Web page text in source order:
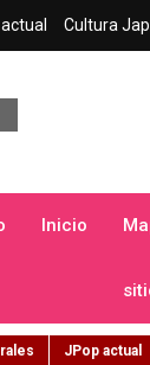
Cultura
Inicio
JPop actual